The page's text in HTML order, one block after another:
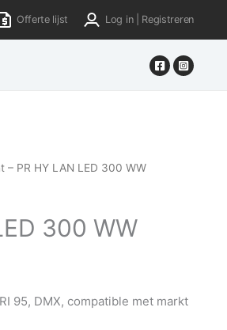
Offerte lijst Log in | Registreren
– PR HY LAN LED 300 WW
300 WW
95, DMX, compatible met markt